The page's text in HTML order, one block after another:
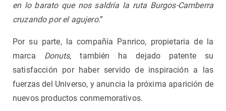
en lo barato que nos saldría la ruta Burgos-Camberra
cruzando por el agujero.”
Por su parte, la compañía Panrico, propietaria de la
marca Donuts, también ha dejado patente su
satisfacción por haber servido de inspiración a las
fuerzas del Universo, y anuncia la próxima aparición de
nuevos productos conmemorativos.